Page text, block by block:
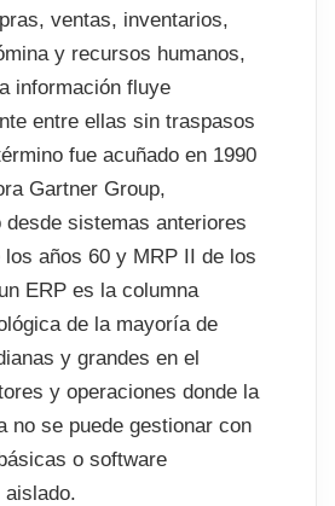
ventas, inventarios,
y recursos humanos,
información fluye
entre ellas sin traspasos
fue acuñado en 1990
Gartner Group,
desde sistemas anteriores
los años 60 y MRP II de los
ERP es la columna
de la mayoría de
y grandes en el
y operaciones donde la
no se puede gestionar con
o software
aislado.